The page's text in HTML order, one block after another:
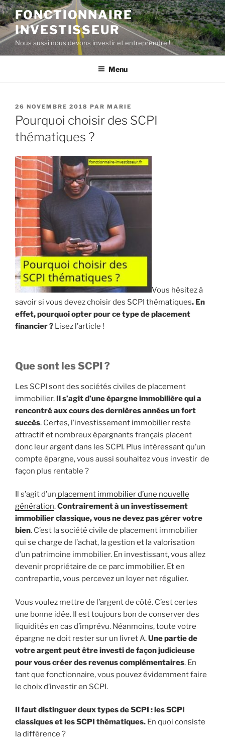
Aller
au
contenu
principal
FONCTIONNAIRE
INVESTISSEUR
Nous aussi nous devons investir et entreprendre !
Menu
PUBLIÉ
LE
26 NOVEMBRE 2018 PAR MARIE
Pourquoi choisir des SCPI
thématiques ?
Vous hésitez à
savoir si vous devez choisir des SCPI thématiques. En
effet, pourquoi opter pour ce type de placement
financier ? Lisez l’article !
Que sont les SCPI ?
Les SCPI sont des sociétés civiles de placement
immobilier. Il s’agit d’une épargne immobilière qui a
rencontré aux cours des dernières années un fort
succès. Certes, l’investissement immobilier reste
attractif et nombreux épargnants français placent
donc leur argent dans les SCPI. Plus intéressant qu’un
compte épargne, vous aussi souhaitez vous investir de
façon plus rentable ?
Il s’agit d’un placement immobilier d’une nouvelle
génération.Contrairement à un investissement
immobilier classique, vous ne devez pas gérer votre
bien. C’est la société civile de placement immobilier
qui se charge de l’achat, la gestion et la valorisation
d’un patrimoine immobilier. En investissant, vous allez
devenir propriétaire de ce parc immobilier. Et en
contrepartie, vous percevez un loyer net régulier.
Vous voulez mettre de l’argent de côté. C’est certes
une bonne idée. Il est toujours bon de conserver des
liquidités en cas d’imprévu. Néanmoins, toute votre
épargne ne doit rester sur un livret A.Une partie de
votre argent peut être investi de façon judicieuse
pour vous créer des revenus complémentaires. En
tant que fonctionnaire, vous pouvez évidemment faire
le choix d’investir en SCPI.
Il faut distinguer deux types de SCPI : les SCPI
classiques et les SCPI thématiques. En quoi consiste
la différence ?